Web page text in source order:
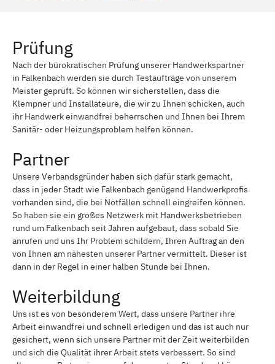
Prüfung
Nach der bürokratischen Prüfung unserer Handwerkspartner
in Falkenbach werden sie durch Testaufträge von unserem
Meister geprüft. So können wir sicherstellen, dass die
Klempner und Installateure, die wir zu Ihnen schicken, auch
ihr Handwerk einwandfrei beherrschen und Ihnen bei Ihrem
Sanitär- oder Heizungsproblem helfen können.
Partner
Unsere Verbandsgründer haben sich dafür stark gemacht,
dass in jeder Stadt wie Falkenbach genügend Handwerkprofis
vorhanden sind, die bei Notfällen schnell eingreifen können.
So haben sie ein großes Netzwerk mit Handwerksbetrieben
rund um Falkenbach seit Jahren aufgebaut, dass sobald Sie
anrufen und uns Ihr Problem schildern, Ihren Auftrag an den
von Ihnen am nähesten unserer Partner vermittelt. Dieser ist
dann in der Regel in einer halben Stunde bei Ihnen.
Weiterbildung
Uns ist es von besonderem Wert, dass unsere Partner ihre
Arbeit einwandfrei und schnell erledigen und das ist auch nur
gesichert, wenn sich unsere Partner mit der Zeit weiterbilden
und sich die Qualität ihrer Arbeit stets verbessert. So sind